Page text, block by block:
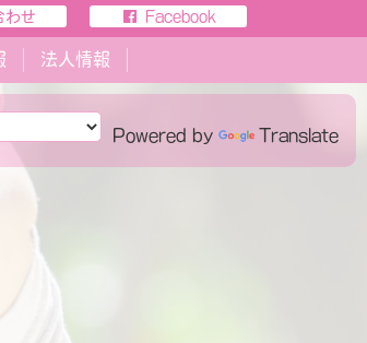
わせ Facebook
法人情報
Powered by Translate